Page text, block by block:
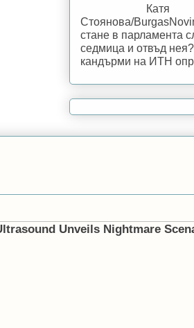
Катя
Стоянова/
стане в парламента
седмица и отвъд
кандърми на ИТН